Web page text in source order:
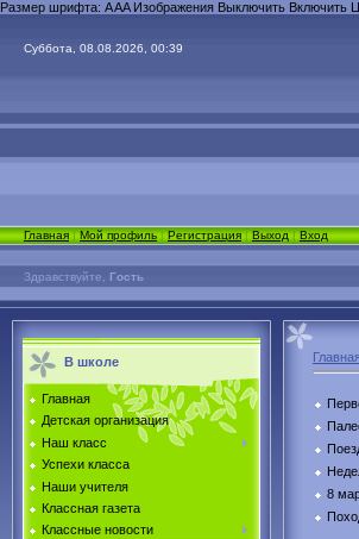
Размер шрифта: AAAИзображения Выключить Включить
Суббота, 08.08.2026, 00:39
Главная|Мой профиль|Регистрация |Выход|Вход
Здравствуйте, Гость
В школе
Главная
Детская организация
Наш класс
Успехи класса
Наши учителя
Классная газета
Классные новости
Главная
8